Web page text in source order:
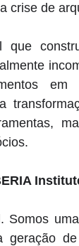
crise de
que
Somos
geração